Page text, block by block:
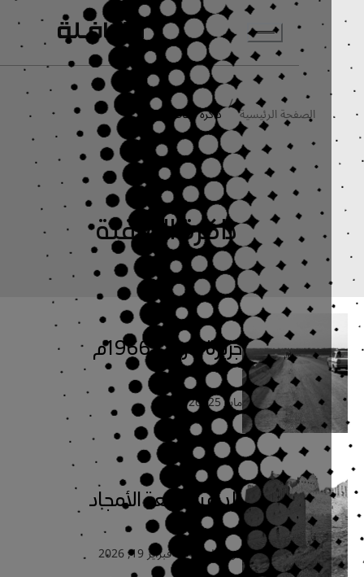
انتقل إلى المحتوى الرئيسي
الصفحة الرئيسية / ذاكرة القافلة
ذاكرة القافلة
جزيرة تاروت 1966م
مايو 25, 2026
الدرعية قلعة الأمجاد
فريق القافلة فبراير 19, 2026